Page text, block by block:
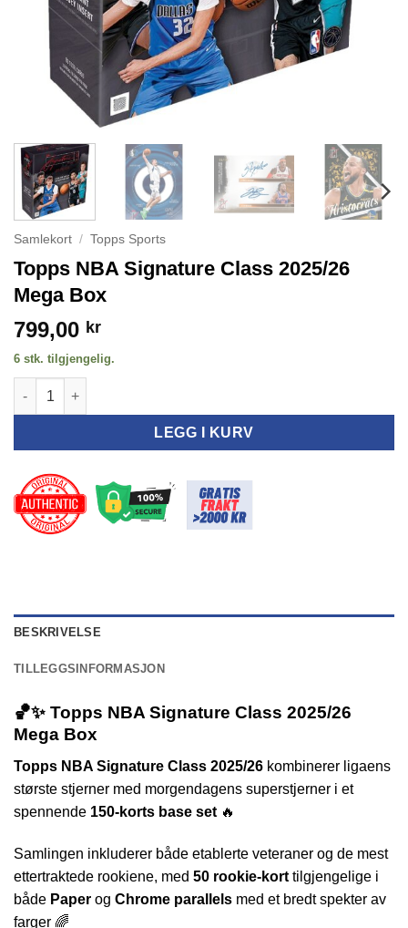
Samlekort / Topps Sports
Topps NBA Signature Class 2025/26
Mega Box
799,00 kr
6 stk. tilgjengelig.
Topps NBA Signature Class 2025/26 Mega Box antall
LEGG I KURV
BESKRIVELSE
TILLEGGSINFORMASJON
🏀✨ Topps NBA Signature Class 2025/26
Mega Box
Topps NBA Signature Class 2025/26 kombinerer ligaens
største stjerner med morgendagens superstjerner i et
spennende 150-korts base set 🔥
Samlingen inkluderer både etablerte veteraner og de mest
ettertraktede rookiene, med 50 rookie-kort tilgjengelige i
både Paper og Chrome parallels med et bredt spekter av
farger 🌈